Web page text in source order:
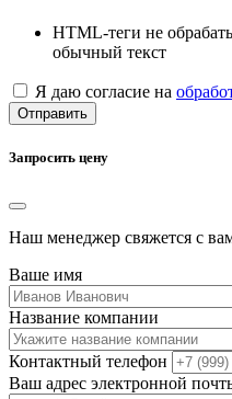
HTML-теги не
обычный текст
Я даю согласие на
Отправить
Запросить цену
Наш менеджер свяжется с
Ваше имя
Название компании
Контактный телефон
Ваш адрес электронной